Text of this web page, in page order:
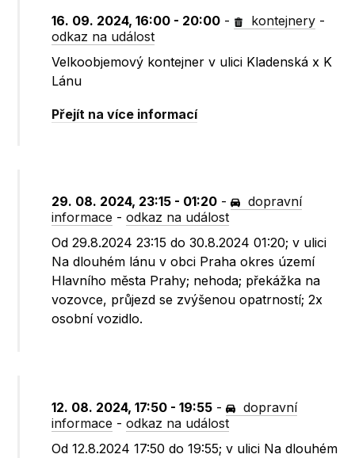
16. 09. 2024, 16:00 - 20:00 - kontejnery -
odkaz na událost
Velkoobjemový kontejner v ulici Kladenská x K
Lánu
Přejít na více informací
29. 08. 2024, 23:15 - 01:20 -
dopravní
informace -odkaz na událost
Od 29.8.2024 23:15 do 30.8.2024 01:20; v ulici
Na dlouhém lánu v obci Praha okres území
Hlavního města Prahy; nehoda; překážka na
vozovce, průjezd se zvýšenou opatrností; 2x
osobní vozidlo.
12. 08. 2024, 17:50 - 19:55 -
dopravní
informace -odkaz na událost
Od 12.8.2024 17:50 do 19:55; v ulici Na dlouhém